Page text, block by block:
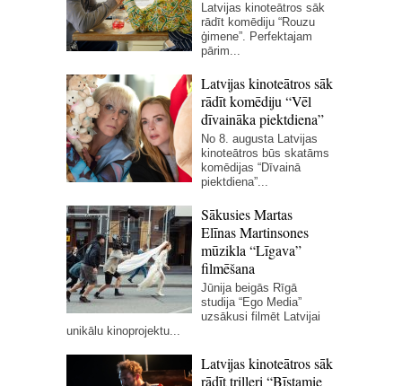
Latvijas kinoteātros sāk
rādīt komēdiju “Rouzu
ģimene”. Perfektajam
pārim...
Latvijas kinoteātros sāk
rādīt komēdiju “Vēl
dīvaināka piektdiena”
No 8. augusta Latvijas
kinoteātros būs skatāms
komēdijas “Dīvainā
piektdiena”...
Sākusies Martas
Elīnas Martinsones
mūzikla “Līgava”
filmēšana
Jūnija beigās Rīgā
studija “Ego Media”
uzsākusi filmēt Latvijai
unikālu kinoprojektu...
Latvijas kinoteātros sāk
rādīt trilleri “Bīstamie